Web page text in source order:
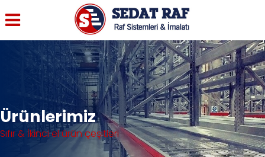
Ürünlerimiz
Sıfır & İkinci el ürün çeşitleri